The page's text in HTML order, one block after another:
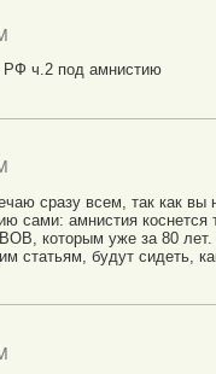
РФ ч.2 под амнистию
сразу всем, так как вы
сами: амнистия коснется
которым уже за 80
статьям, будут сидеть,